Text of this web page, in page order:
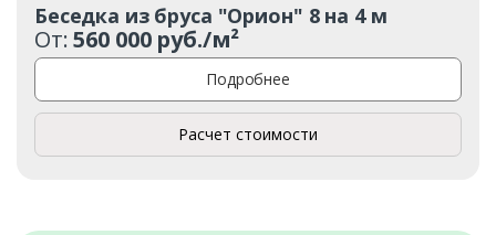
Беседка из бруса "Орион" 8 на 4 м
От:560 000 руб./м²
Подробнее
Расчет стоимости